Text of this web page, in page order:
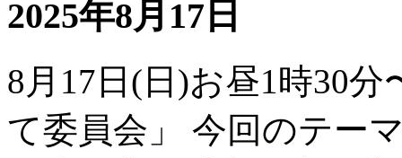
2025年8月17日
8月17日(日)お昼1時30
て委員会」 今回のテー